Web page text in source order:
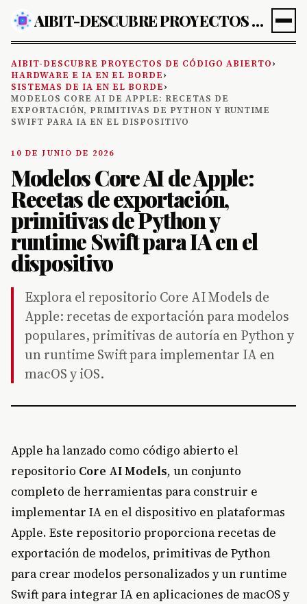
AIBIT-DESCUBRE PROYECTOS DE CÓDIGO ABIERTO
AIBIT-DESCUBRE PROYECTOS DE CÓDIGO ABIERTO›
HARDWARE E IA EN EL BORDE›
SISTEMAS DE IA EN EL BORDE›
MODELOS CORE AI DE APPLE: RECETAS DE
EXPORTACIÓN, PRIMITIVAS DE PYTHON Y RUNTIME
SWIFT PARA IA EN EL DISPOSITIVO
10 DE JUNIO DE 2026
Modelos Core AI de Apple:
Recetas de exportación,
primitivas de Python y
runtime Swift para IA en el
dispositivo
Explora el repositorio Core AI Models de
Apple: recetas de exportación para modelos
populares, primitivas de autoría en Python y
un runtime Swift para implementar IA en
macOS y iOS.
Apple ha lanzado como código abierto el
repositorio Core AI Models, un conjunto
completo de herramientas para construir e
implementar IA en el dispositivo en plataformas
Apple. Este repositorio proporciona recetas de
exportación de modelos, primitivas de Python
para crear modelos personalizados y un runtime
Swift para integrar IA en aplicaciones de macOS y